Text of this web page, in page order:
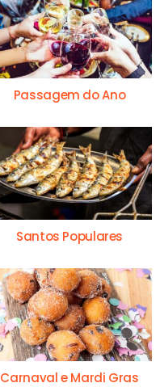
Passagem do Ano
Santos Populares
Carnaval e Mardi Gras